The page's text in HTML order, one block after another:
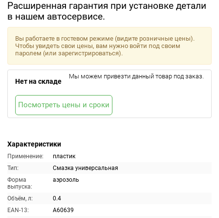
Расширенная гарантия при установке детали
в нашем автосервисе.
Характеристики
Применение:
пластик
Тип:
Смазка универсальная
Форма
выпуска:
аэрозоль
Объём, л:
0.4
EAN-13:
A60639
Вы работаете в гостевом режиме (видите розничные цены).
Чтобы увидеть свои цены, вам нужно войти под своим
паролем (или зарегистрироваться).
Нет на складе
Мы можем привезти данный товар под заказ.
Посмотреть цены и сроки